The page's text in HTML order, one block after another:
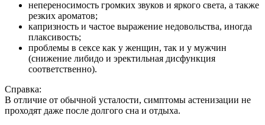
непереносимость громких звуков и яркого света, а также
резких ароматов;
капризность и частое выражение недовольства, иногда
плаксивость;
проблемы в сексе как у женщин, так и у мужчин
(снижение либидо и эректильная дисфункция
соответственно).
Справка:
В отличие от обычной усталости, симптомы астенизации не
проходят даже после долгого сна и отдыха.